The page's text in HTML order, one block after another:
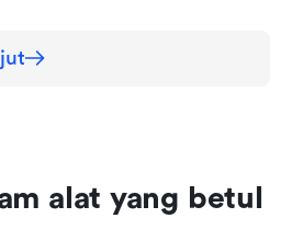
alat yang betul